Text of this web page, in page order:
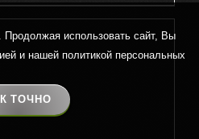
использовать сайт, Вы
и нашей политикой персональных
ТОЧНО